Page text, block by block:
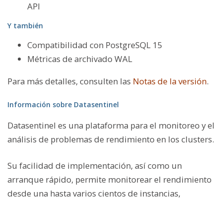
API
Y también
Compatibilidad con PostgreSQL 15
Métricas de archivado WAL
Para más detalles, consulten las Notas de la versión.
Información sobre Datasentinel
Datasentinel es una plataforma para el monitoreo y el
análisis de problemas de rendimiento en los clusters.
Su facilidad de implementación, así como un
arranque rápido, permite monitorear el rendimiento
desde una hasta varios cientos de instancias,